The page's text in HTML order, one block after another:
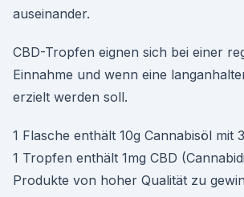
auseinander.
CBD-Tropfen eignen sich bei einer
Einnahme und wenn eine
erzielt werden soll.
1 Flasche enthält 10g Cannabisöl mit
1 Tropfen enthält 1mg CBD
Produkte von hoher Qualität zu